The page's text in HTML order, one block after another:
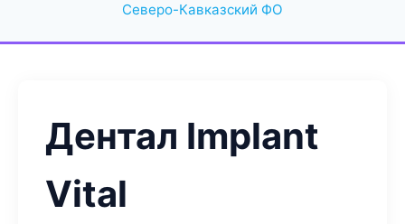
Северо-Кавказский ФО
Дентал Implant
Vital